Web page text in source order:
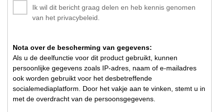
Ik wil dit bericht graag delen en heb kennis genomen
van het privacybeleid.
Nota over de bescherming van gegevens:
Als u de deelfunctie voor dit product gebruikt, kunnen
persoonlijke gegevens zoals IP-adres, naam of e-mailadres
ook worden gebruikt voor het desbetreffende
socialemediaplatform. Door het vakje aan te vinken, stemt u in
met de overdracht van de persoonsgegevens.